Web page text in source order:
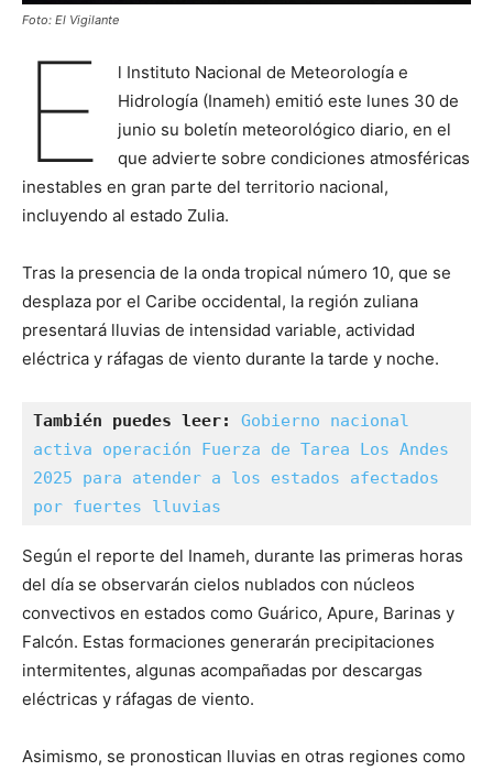
Foto: El Vigilante
E
l Instituto Nacional de Meteorología e
Hidrología (Inameh) emitió este lunes 30 de
junio su boletín meteorológico diario, en el
que advierte sobre condiciones atmosféricas
inestables en gran parte del territorio nacional,
incluyendo al estado Zulia.
Tras la presencia de la onda tropical número 10, que se
desplaza por el Caribe occidental, la región zuliana
presentará lluvias de intensidad variable, actividad
eléctrica y ráfagas de viento durante la tarde y noche.
También puedes leer:
Gobierno nacional
activa operación Fuerza de Tarea Los Andes
2025 para atender a los estados afectados
por fuertes lluvias
Según el reporte del Inameh, durante las primeras horas
del día se observarán cielos nublados con núcleos
convectivos en estados como Guárico, Apure, Barinas y
Falcón. Estas formaciones generarán precipitaciones
intermitentes, algunas acompañadas por descargas
eléctricas y ráfagas de viento.
Asimismo, se pronostican lluvias en otras regiones como